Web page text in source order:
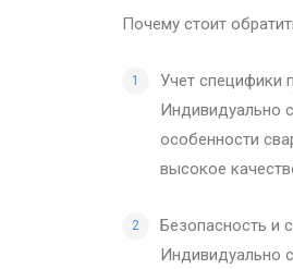
Почему стоит
Учет специфики
Индивидуально
особенности
высокое
Безопасность и
Индивидуально